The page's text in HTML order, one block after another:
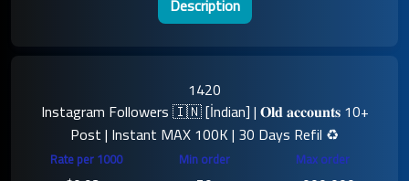
1420
Instagram Followers 🇮🇳 [İndian] | 𝐎𝐥𝐝 𝐚𝐜𝐜𝐨𝐮𝐧𝐭𝐬 10+
Post | Instant MAX 100K | 30 Days Refil ♻️